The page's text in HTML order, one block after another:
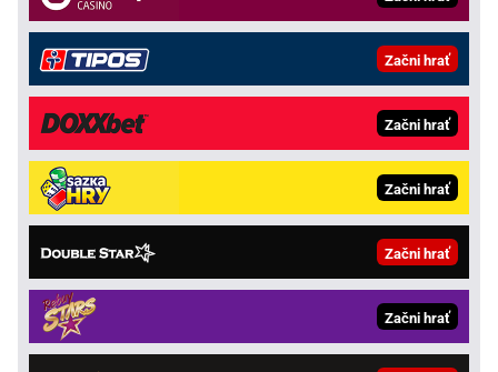
Začni hrať
Začni hrať
Začni hrať
Začni hrať
Začni hrať